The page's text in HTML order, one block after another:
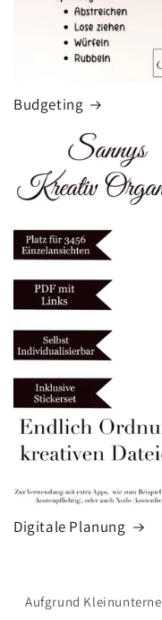
Budgeting
Digitale Planung
Aufgrund